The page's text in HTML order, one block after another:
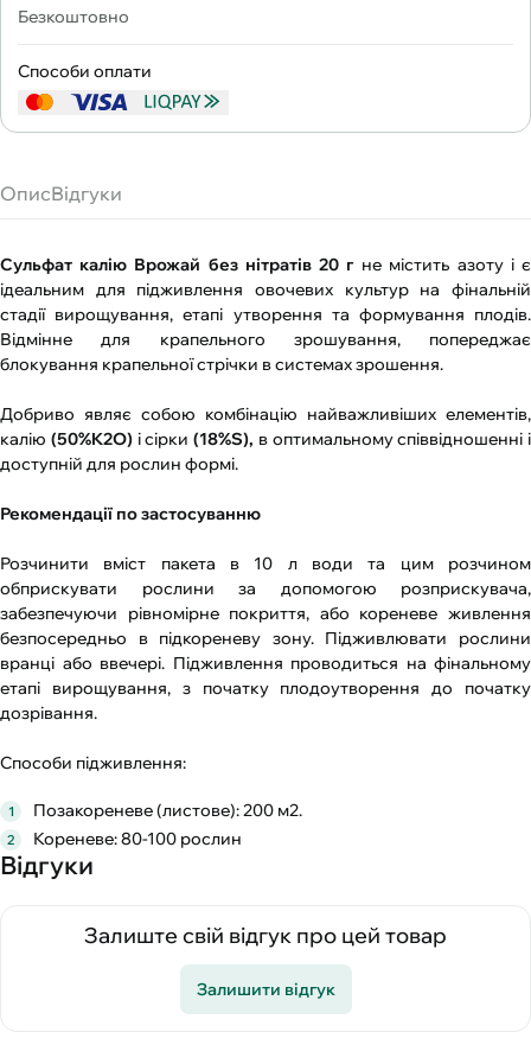
Безкоштовно
Способи оплати
ОписВідгуки
Сульфат калію Врожай без нітратів 20 г не містить азоту і є
ідеальним для підживлення овочевих культур на фінальній
стадії вирощування, етапі утворення та формування плодів.
Відмінне для крапельного зрошування, попереджає
блокування крапельної стрічки в системах зрошення.
Добриво являє собою комбінацію найважливіших елементів,
калію (50%K2O) і сірки (18%S), в оптимальному співвідношенні і
доступній для рослин формі.
Рекомендації по застосуванню
Розчинити вміст пакета в 10 л води та цим розчином
обприскувати рослини за допомогою розприскувача,
забезпечуючи рівномірне покриття, або кореневе живлення
безпосередньо в підкореневу зону. Підживлювати рослини
вранці або ввечері. Підживлення проводиться на фінальному
етапі вирощування, з початку плодоутворення до початку
дозрівання.
Способи підживлення:
Позакореневе (листове): 200 м2.
Кореневе: 80-100 рослин
Відгуки
Залиште свій відгук про цей товар
Залишити відгук